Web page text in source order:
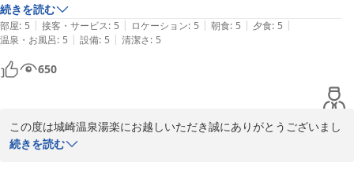
お料理は追加料金を払って部屋食にしましたが、好きなものからゆっく
りといただけて、お料理の写真もたくさん撮れましたし、追加料金分の
価値はあったと思います。
17時半から食べ始めて３時間かけていただきました。
お料理はどれもこれも美味しく、カニも牛も堪能できました。
朝食も部屋食にしてくださったので、それもまたゆっくりできてよかっ
たです。
13室しかないためか、貸切風呂が入りたいと思った時にいつも空いて
続きを読む
部屋: 5 | 接客・サービス: 5 | ロケーション: 5 | 朝食: 5 | 夕食: 5 |
温泉・お風呂: 5 | 設備: 5 | 清潔さ: 5
650
この度は城崎温泉湯楽にお越しいただき誠にありがとうございまし
た。
続きを読む